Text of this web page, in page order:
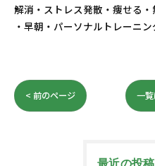
解消・ストレス発散・痩せる
・早朝・パーソナルトレーニン
< 前のページ 一